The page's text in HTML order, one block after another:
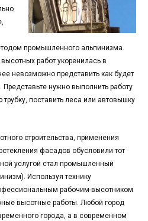
промышленного альпинизма.
работ укоренилась в
невозможно представить как будет
нужно выполнить работу
поставить леса или автовышку
строительства, применения
фасадов обусловили тот
услугой стал промышленный
Используя технику
рабочим-высотником
высотные работы. Любой город
города, а в современном